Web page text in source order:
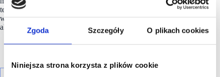
Zgoda Szczegóły O plikach cookies
Niniejsza strona korzysta z plików cookie
technologie, partnerski model franczyzowy oraz realne
wsparcie lokalnych społeczności w budowaniu zdrowego,
aktywnego stylu życia.